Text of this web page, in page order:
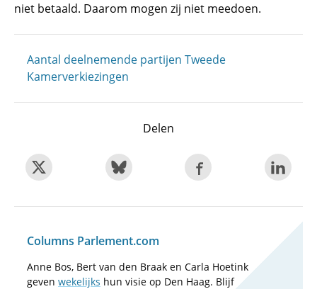
niet betaald. Daarom mogen zij niet meedoen.
Aantal deelnemende partijen Tweede
Kamerverkiezingen
Delen
Columns Parlement.com
Anne Bos, Bert van den Braak en Carla Hoetink
geven wekelijks hun visie op Den Haag. Blijf